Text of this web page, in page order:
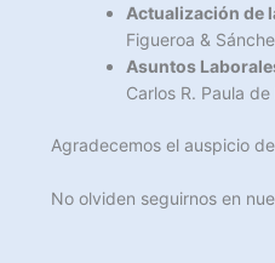
Actualización de
Figueroa &
Asuntos
Carlos R. Paula
Agradecemos el auspicio
No olviden seguirnos en